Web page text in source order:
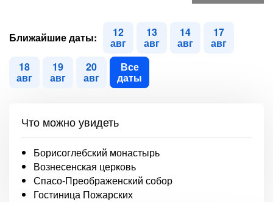
Ближайшие даты: 12
авг
13
авг
14
авг
17
авг
18
авг
19
авг
20
авг
Все
даты
Что можно увидеть
Борисоглебский монастырь
Вознесенская церковь
Спасо-Преображенский собор
Гостиница Пожарских